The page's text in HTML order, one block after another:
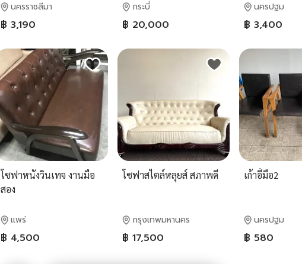
นครราชสีมา
฿ 3,190
กระบี่
฿ 20,000
นครปฐม
฿ 3,400
โซฟาหนังวินเทจ งานมือ
สอง
แพร่
฿ 4,500
โซฟาสไตล์หลุยส์ สภาพดี
กรุงเทพมหานคร
฿ 17,500
เก้าอี้มือ2
นครปฐม
฿ 580